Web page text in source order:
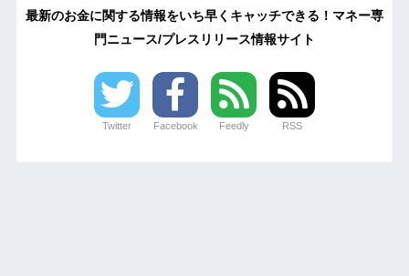
最新のお金に関する情報をいち早くキャッチできる！マネー専
門ニュース/プレスリリース情報サイト
Twitter Facebook Feedly RSS